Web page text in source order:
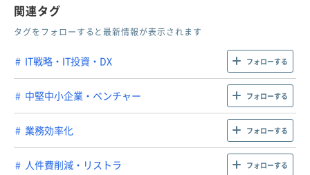
関連タグ
タグをフォローすると最新情報が表示されます
IT戦略・IT投資・DX フォローする
中堅中小企業・ベンチャー フォローする
業務効率化 フォローする
人件費削減・リストラ フォローする